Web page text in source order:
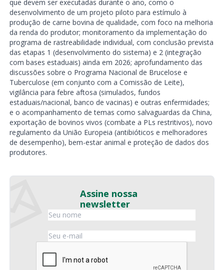
que devem ser executadas durante o ano, como o
desenvolvimento de um projeto piloto para estímulo à
produção de carne bovina de qualidade, com foco na melhoria
da renda do produtor; monitoramento da implementação do
programa de rastreabilidade individual, com conclusão prevista
das etapas 1 (desenvolvimento do sistema) e 2 (integração
com bases estaduais) ainda em 2026; aprofundamento das
discussões sobre o Programa Nacional de Brucelose e
Tuberculose (em conjunto com a Comissão de Leite),
vigilância para febre aftosa (simulados, fundos
estaduais/nacional, banco de vacinas) e outras enfermidades;
e o acompanhamento de temas como salvaguardas da China,
exportação de bovinos vivos (combate a PLs restritivos), novo
regulamento da União Europeia (antibióticos e melhoradores
de desempenho), bem-estar animal e proteção de dados dos
produtores.
Assine nossa
newsletter